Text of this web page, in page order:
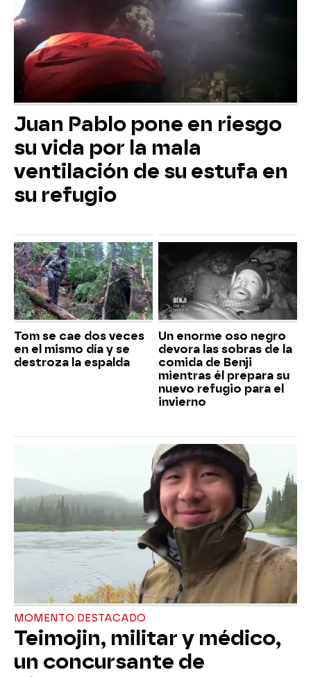
Juan Pablo pone en riesgo
su vida por la mala
ventilación de su estufa en
su refugio
Tom se cae dos veces
en el mismo día y se
destroza la espalda
Un enorme oso negro
devora las sobras de la
comida de Benji
mientras él prepara su
nuevo refugio para el
invierno
MOMENTO DESTACADO
Teimojin, militar y médico,
un concursante de